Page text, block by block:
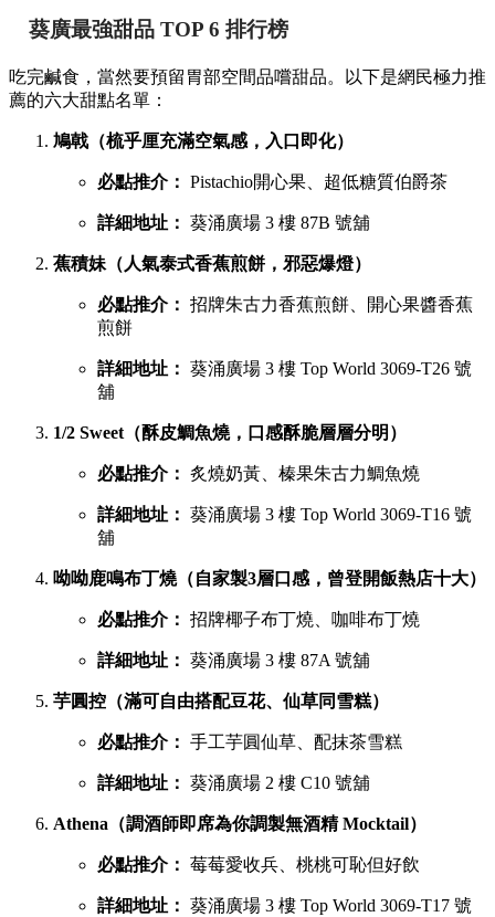
葵廣最強甜品 TOP 6 排行榜
吃完鹹食，當然要預留胃部空間品嚐甜品。以下是網民極力推
薦的六大甜點名單：
鳩戟（梳乎厘充滿空氣感，入口即化）
必點推介： Pistachio開心果、超低糖質伯爵茶
詳細地址： 葵涌廣場 3 樓 87B 號舖
蕉積妹（人氣泰式香蕉煎餅，邪惡爆燈）
必點推介： 招牌朱古力香蕉煎餅、開心果醬香蕉
煎餅
詳細地址： 葵涌廣場 3 樓 Top World 3069-T26 號
舖
1/2 Sweet（酥皮鯛魚燒，口感酥脆層層分明）
必點推介： 炙燒奶黃、榛果朱古力鯛魚燒
詳細地址： 葵涌廣場 3 樓 Top World 3069-T16 號
舖
呦呦鹿鳴布丁燒（自家製3層口感，曾登開飯熱店十大）
必點推介： 招牌椰子布丁燒、咖啡布丁燒
詳細地址： 葵涌廣場 3 樓 87A 號舖
芋圓控（滿可自由搭配豆花、仙草同雪糕）
必點推介： 手工芋圓仙草、配抹茶雪糕
詳細地址： 葵涌廣場 2 樓 C10 號舖
Athena（調酒師即席為你調製無酒精 Mocktail）
必點推介： 莓莓愛收兵、桃桃可恥但好飲
詳細地址： 葵涌廣場 3 樓 Top World 3069-T17 號